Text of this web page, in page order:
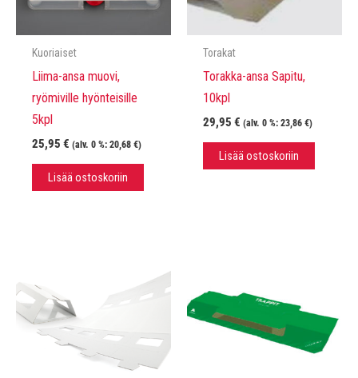
Kuoriaiset
Liima-ansa muovi,
ryömiville hyönteisille
5kpl
25,95 € (alv. 0 %: 20,68 €)
Lisää ostoskoriin
Torakat
Torakka-ansa Sapitu,
10kpl
29,95 € (alv. 0 %: 23,86 €)
Lisää ostoskoriin